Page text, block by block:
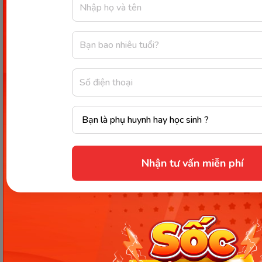
Nhận tư vấn miễn phí
ambitiuous ambitiously
awe
analyse analytical
analytically
answer
blacken black
blackishly
beautify beautiful
book bookish
bookishly
believable
believablely
bleed bloody
bloodily
beneficialy
basic
basically
broad
broadly
brilliant brilliantly